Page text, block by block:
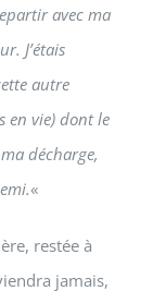
avec ma
J’étais
autre
en vie) dont le
décharge,
«
restée à
jamais,